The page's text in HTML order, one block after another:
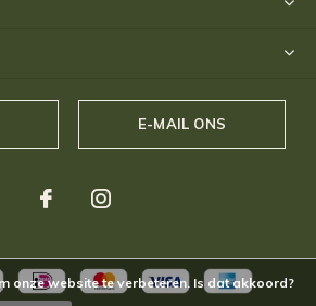
E-MAIL ONS
onze website te verbeteren. Is dat akkoord?